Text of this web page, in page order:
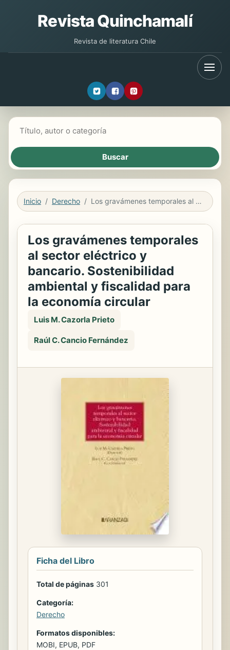
Revista Quinchamalí
Revista de literatura Chile
Inicio Derecho Los gravámenes temporales al sector eléctrico y bancario. Sostenibilidad ambiental y fiscalidad para la economía circular
Los gravámenes temporales
al sector eléctrico y
bancario. Sostenibilidad
ambiental y fiscalidad para
la economía circular
Luis M. Cazorla Prieto
Raúl C. Cancio Fernández
Ficha del Libro
Total de páginas 301
Categoría:
Derecho
Formatos disponibles:
MOBI, EPUB, PDF